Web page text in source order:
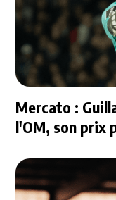
Mercato :
l'OM, son prix